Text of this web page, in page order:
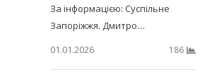
За інформацією: Суспільне
Запоріжжя. Дмитро…
01.01.2026
186